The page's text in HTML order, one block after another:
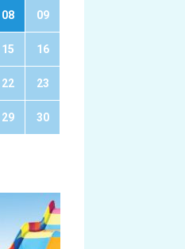
08 09
15 16
22 23
29 30